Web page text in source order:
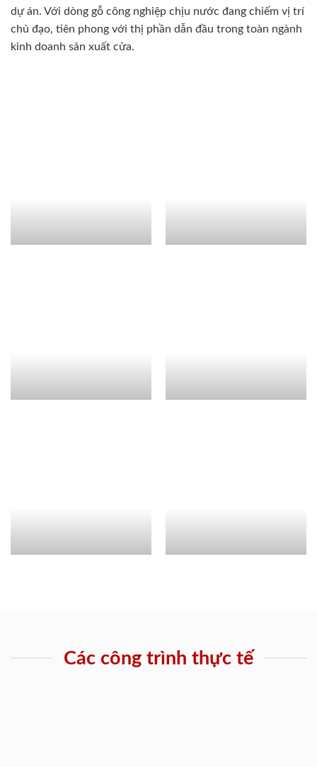
dự án. Với dòng gỗ công nghiệp chịu nước đang chiếm vị trí
chủ đạo, tiên phong với thị phần dẫn đầu trong toàn ngành
kinh doanh sản xuất cửa.
Các công trình thực tế